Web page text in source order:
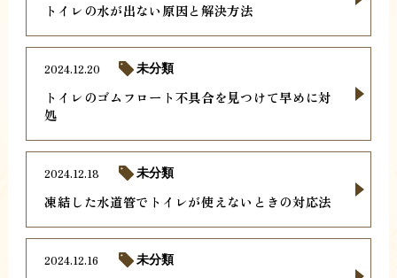
トイレの水が出ない原因と解決方法
トイレのゴムフロート不具合を見つけて早めに対
処
2024.12.20 未分類
凍結した水道管でトイレが使えないときの対応法
2024.12.18 未分類
2024.12.16 未分類